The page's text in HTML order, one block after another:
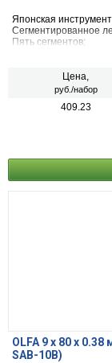
Японская
Сегментированное
Пять сегментов;
Цена,
руб./набор
409.23
OLFA 9 х 80 х
SAB-10B)